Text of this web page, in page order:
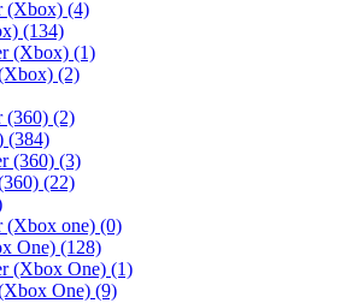
(Xbox) (4)
(134)
(Xbox) (1)
(2)
(360) (2)
(384)
(360) (3)
(22)
(Xbox one) (0)
One) (128)
(Xbox One) (1)
One) (9)